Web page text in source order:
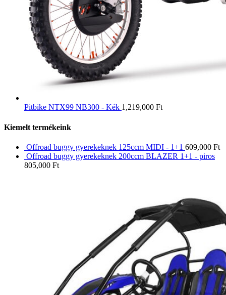
Pitbike NTX99 NB300 - Kék 1,219,000 Ft
Kiemelt termékeink
Offroad buggy gyerekeknek 125ccm MIDI - 1+1 609,000 Ft
Offroad buggy gyerekeknek 200ccm BLAZER 1+1 - piros
805,000 Ft